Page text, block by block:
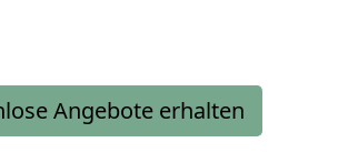
Angebote erhalten